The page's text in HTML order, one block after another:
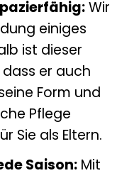
Wir
einiges
ist dieser
er auch
Form und
Pflege
Sie als Eltern.
Saison:Mit